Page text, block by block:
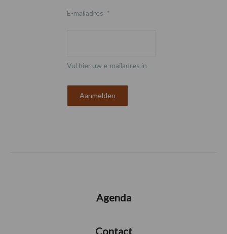
E-mailadres *
Vul hier uw e-mailadres in
Agenda
Contact